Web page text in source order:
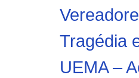
Tragédia
UEMA –